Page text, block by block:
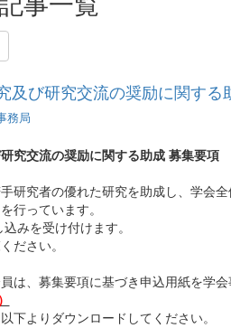
及び研究交流の奨励に関する
務局
究交流の奨励に関する助成 募集要項
研究者の優れた研究を助成し、学会
行っています。
みを受け付けます。
ださい。
は、募集要項に基づき申込用紙を学
下よりダウンロードしてください。